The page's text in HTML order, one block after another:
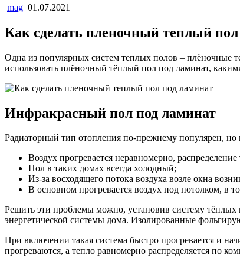
mag 01.07.2021
Как сделать пленочный теплый
Одна из популярных систем теплых полов – плёночные
использовать плёночный тёплый пол под ламинат,
Инфракрасный пол под ламинат
Радиаторный тип отопления по-прежнему популярен, но
Воздух прогревается неравномерно,
Пол в таких домах всегда холодный;
Из-за восходящего потока воздуха возле окна
В основном прогревается воздух под потолком, в
Решить эти проблемы можно, установив систему
энергетической системы дома. Изолированные
При включении такая система быстро прогревается и
прогреваются, а тепло равномерно распределяется по